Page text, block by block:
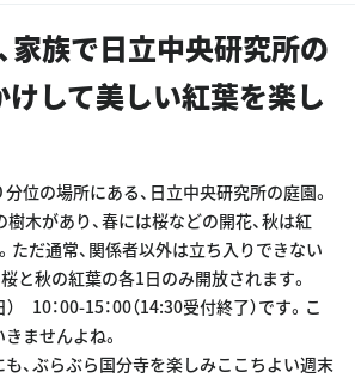
家族で日立中央研究所の
して美しい紅葉を楽し
位の場所にある、日立中央研究所の庭園。
木があり、春には桜などの開花、秋は紅
ただ通常、関係者以外は立ち入りできない
と秋の紅葉の各1日のみ開放されます。
10：00-15：00（14:30受付終了）です。こ
ませんよね。
、ぶらぶら国分寺を楽しみここちよい週末